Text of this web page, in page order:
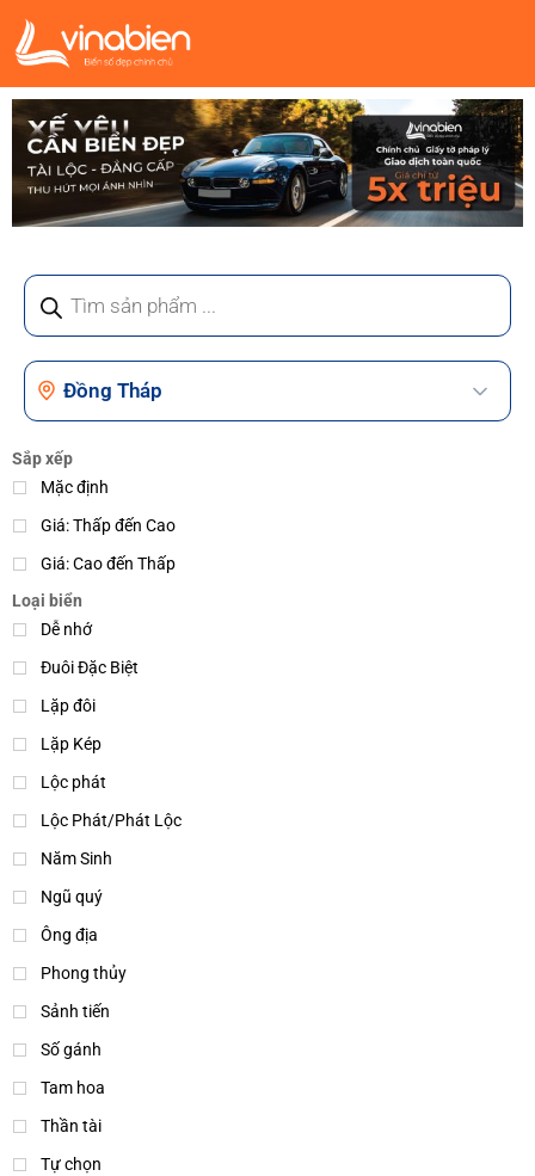
Sắp xếp
Mặc định
Giá: Thấp đến Cao
Giá: Cao đến Thấp
Loại biển
Dễ nhớ
Đuôi Đặc Biệt
Lặp đôi
Lặp Kép
Lộc phát
Lộc Phát/Phát Lộc
Năm Sinh
Ngũ quý
Ông địa
Phong thủy
Sảnh tiến
Số gánh
Tam hoa
Thần tài
Tự chọn